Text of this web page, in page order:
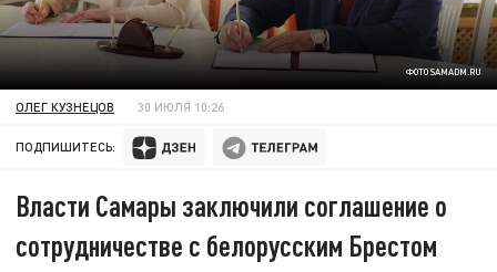
ФОТО SAMADM.RU
ОЛЕГ КУЗНЕЦОВ 30 ИЮЛЯ 10:26
ПОДПИШИТЕСЬ:
Власти Самары заключили соглашение о
сотрудничестве с белорусским Брестом